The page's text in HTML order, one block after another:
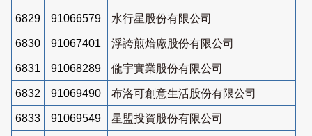
6829 91066579 水行星股份有限公司
6830 91067401 浮誇煎焙廠股份有限公司
6831 91068289 儱宇實業股份有限公司
6832 91069490 布洛可創意生活股份有限公司
6833 91069549 星盟投資股份有限公司